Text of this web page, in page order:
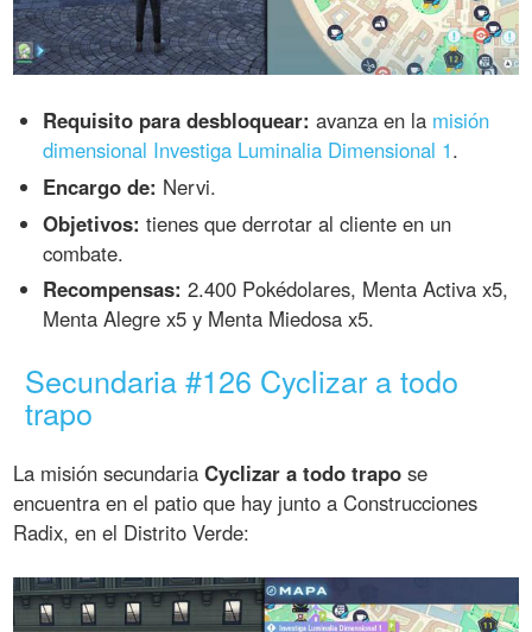
Requisito para desbloquear: avanza en la misión
dimensional Investiga Luminalia Dimensional 1.
Encargo de: Nervi.
Objetivos: tienes que derrotar al cliente en un
combate.
Recompensas: 2.400 Pokédolares, Menta Activa x5,
Menta Alegre x5 y Menta Miedosa x5.
Secundaria #126 Cyclizar a todo
trapo
La misión secundariaCyclizar a todo trapo se
encuentra en el patio que hay junto a Construcciones
Radix, en el Distrito Verde: